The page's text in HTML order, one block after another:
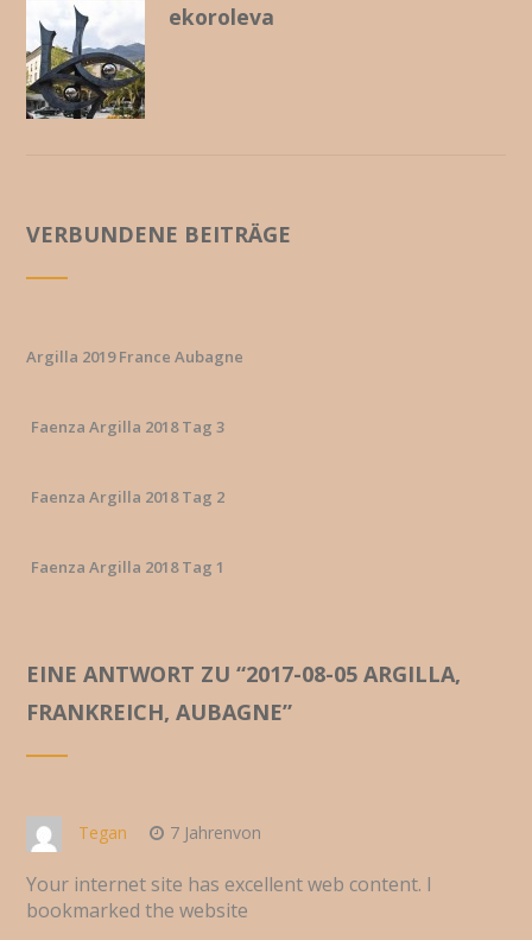
ekoroleva
VERBUNDENE BEITRÄGE
Argilla 2019 France Aubagne
Faenza Argilla 2018 Tag 3
Faenza Argilla 2018 Tag 2
Faenza Argilla 2018 Tag 1
EINE ANTWORT ZU “2017-08-05 ARGILLA,
FRANKREICH, AUBAGNE”
Tegan 7 Jahrenvon
Your internet site has excellent web content. I
bookmarked the website